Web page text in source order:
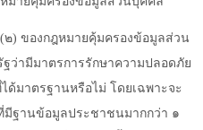
) ของกฎหมายคุ้มครองข้อมูลส่วน
ว่ามีมาตรการรักษาความปลอดภัย
มาตรฐานหรือไม่ โดยเฉพาะจะ
มีฐานข้อมูลประชาชนมากกว่า ๑